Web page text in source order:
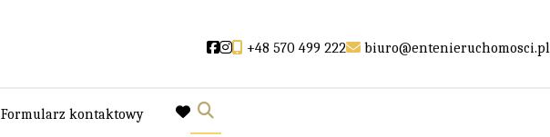
Social link
Social link
+48 570 499 222 biuro@entenieruchomosci.pl
Formularz kontaktowy
favorite